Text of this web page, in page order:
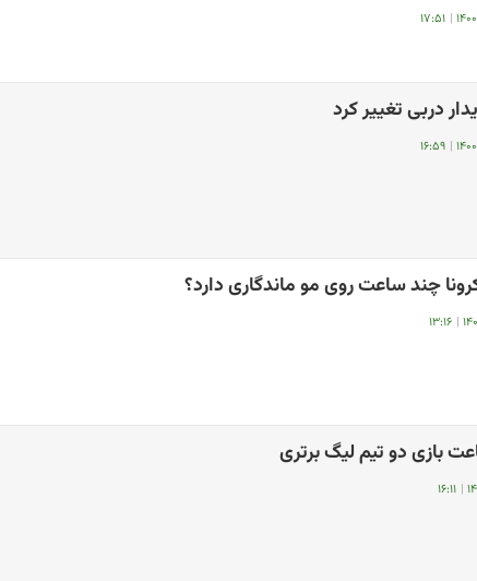
| ۱۷:۵۱
دربی تغییر کرد
| ۱۶:۵۹
چند ساعت روی مو ماندگاری دارد؟
| ۱۳:۱۶
بازی دو تیم لیگ برتری
| ۱۶:۱۱